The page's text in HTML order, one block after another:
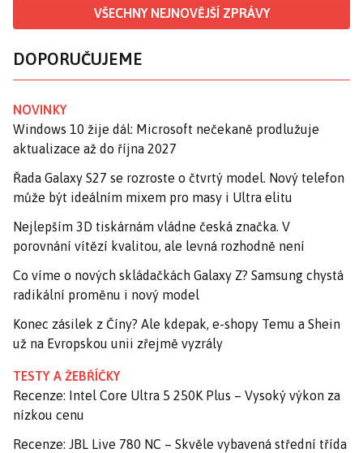
VŠECHNY NEJNOVĚJŠÍ ZPRÁVY
DOPORUČUJEME
NOVINKY
Windows 10 žije dál: Microsoft nečekaně prodlužuje
aktualizace až do října 2027
Řada Galaxy S27 se rozroste o čtvrtý model. Nový telefon
může být ideálním mixem pro masy i Ultra elitu
Nejlepším 3D tiskárnám vládne česká značka. V
porovnání vítězí kvalitou, ale levná rozhodně není
Co víme o nových skládačkách Galaxy Z? Samsung chystá
radikální proměnu i nový model
Konec zásilek z Číny? Ale kdepak, e-shopy Temu a Shein
už na Evropskou unii zřejmě vyzrály
TESTY A ŽEBŘÍČKY
Recenze: Intel Core Ultra 5 250K Plus – Vysoký výkon za
nízkou cenu
Recenze: JBL Live 780 NC – Skvěle vybavená střední třída